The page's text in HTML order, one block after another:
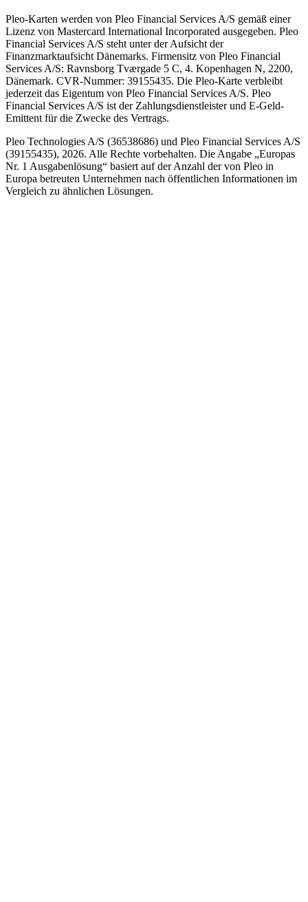
Pleo-Karten werden von Pleo Financial Services A/S gemäß einer
Lizenz von Mastercard International Incorporated ausgegeben. Pleo
Financial Services A/S steht unter der Aufsicht der
Finanzmarktaufsicht Dänemarks. Firmensitz von Pleo Financial
Services A/S: Ravnsborg Tværgade 5 C, 4. Kopenhagen N, 2200,
Dänemark. CVR-Nummer: 39155435. Die Pleo-Karte verbleibt
jederzeit das Eigentum von Pleo Financial Services A/S. Pleo
Financial Services A/S ist der Zahlungsdienstleister und E-Geld-
Emittent für die Zwecke des Vertrags.
Pleo Technologies A/S (36538686) und Pleo Financial Services A/S
(39155435), 2026. Alle Rechte vorbehalten. Die Angabe „Europas
Nr. 1 Ausgabenlösung“ basiert auf der Anzahl der von Pleo in
Europa betreuten Unternehmen nach öffentlichen Informationen im
Vergleich zu ähnlichen Lösungen.